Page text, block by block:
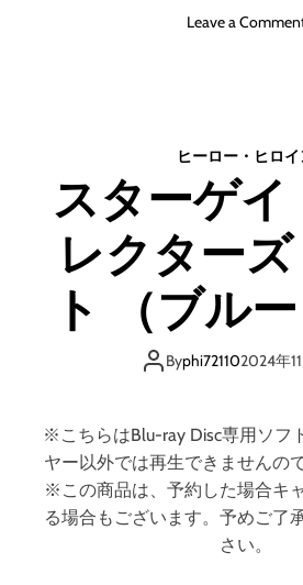
Leave a
ヒーロー・ヒロ
スターゲイ
レクター
ト （ブル
ィス
Byphi721102024年
※こちらはBlu-ray Disc専用ソフ
ヤー以外では再生できませんの
※この商品は、予約した場合キ
る場合もございます。予めご了
さい。